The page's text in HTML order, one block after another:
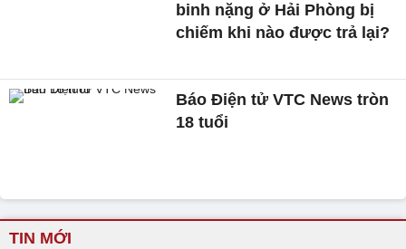
binh nặng ở Hải Phòng bị
chiếm khi nào được trả lại?
Báo Điện tử VTC News tròn
18 tuổi
TIN MỚI